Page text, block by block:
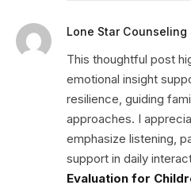
Lone Star
This thoughtful post
emotional insight
resilience, guiding
approaches. I
emphasize listening,
support in daily
Evaluation for